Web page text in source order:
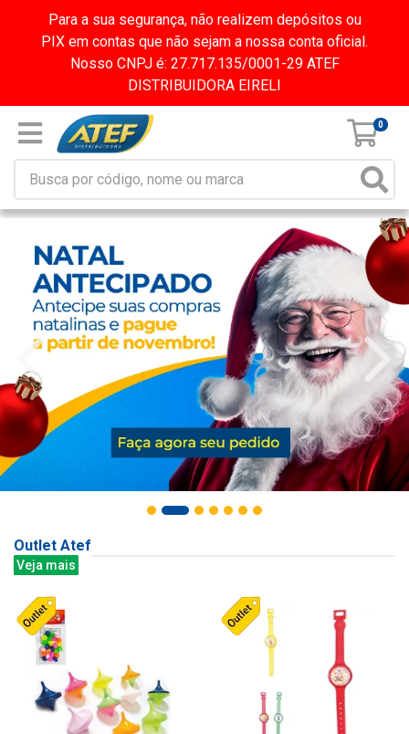
Para a sua segurança, não realizem depósitos ou
PIX em contas que não sejam a nossa conta oficial.
Nosso CNPJ é: 27.717.135/0001-29 ATEF
DISTRIBUIDORA EIRELI
0
Outlet Atef
Veja mais